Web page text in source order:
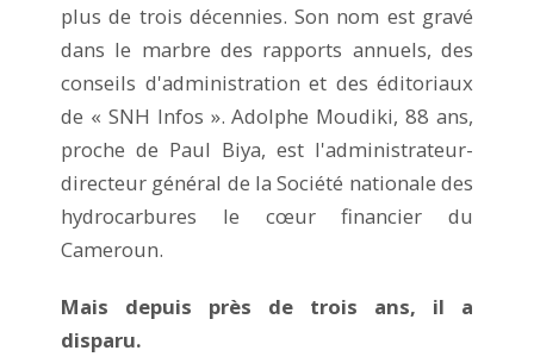
plus de trois décennies. Son nom est gravé
dans le marbre des rapports annuels, des
conseils d'administration et des éditoriaux
de « SNH Infos ». Adolphe Moudiki, 88 ans,
proche de Paul Biya, est l'administrateur-
directeur général de la Société nationale des
hydrocarbures le cœur financier du
Cameroun.
Mais depuis près de trois ans, il a
disparu.